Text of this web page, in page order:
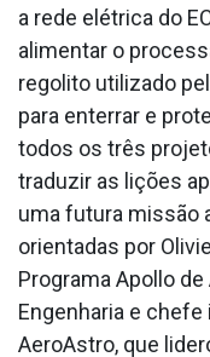
a rede elétrica do
alimentar o
regolito utilizado
para enterrar e
todos os três
traduzir as lições
uma futura missão
orientadas por
Programa Apollo
Engenharia e
AeroAstro, que